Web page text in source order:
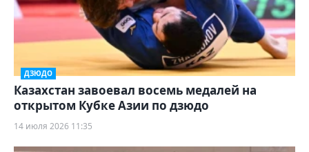
ДЗЮДО
Казахстан завоевал восемь медалей на
открытом Кубке Азии по дзюдо
14 июля 2026 11:35